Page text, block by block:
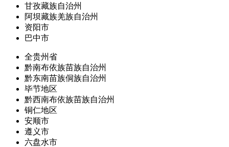
甘孜藏族自治州
阿坝藏族羌族自治州
资阳市
巴中市
全贵州省
黔南布依族苗族自治州
黔东南苗族侗族自治州
毕节地区
黔西南布依族苗族自治州
铜仁地区
安顺市
遵义市
六盘水市